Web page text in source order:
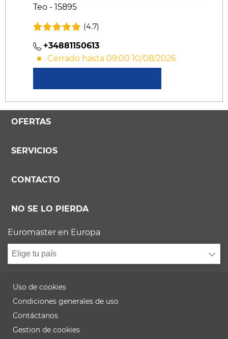
Teo - 15895
(4.7)
+34881150613
Cerrado hasta 09:00 10/08/2026
OFERTAS
SERVICIOS
CONTACTO
NO SE LO PIERDA
Euromaster en Europa
Elige tu país
Uso de cookies
Condiciones generales de uso
Contáctanos
Gestion de cookies